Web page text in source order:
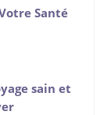
Santé
sain et